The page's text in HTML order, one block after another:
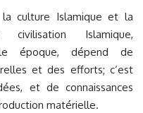
culture Islamique et la
civilisation Islamique,
époque, dépend de
et des efforts; c’est
et de connaissances
matérielle.